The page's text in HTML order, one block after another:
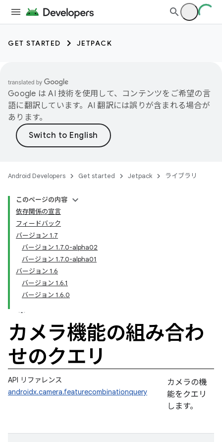
GET STARTED JETPACK
Google は AI 技術を使用して、コンテンツをご希望の言
語に翻訳しています。AI 翻訳には誤りが含まれる場合が
あります。
Android Developers Get started Jetpack ライブラリ
このページの内容
依存関係の宣言
フィードバック
バージョン 1.7
バージョン 1.7.0-alpha02
バージョン 1.7.0-alpha01
バージョン 1.6
バージョン 1.6.1
バージョン 1.6.0
カメラ機能の組み合わ
せのクエリ
API リファレンス
androidx.camera.featurecombinationquery
カメラの機
能をクエリ
します。